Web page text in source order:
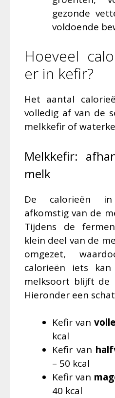
gezonde
voldoende
Hoeveel
er in kefir?
Het aantal
volledig af van de
melkkefir of
Melkkefir:
melk
De calorieën
afkomstig van de
Tijdens de
klein deel van de
omgezet,
calorieën iets
melksoort blijft de
Hieronder een
Kefir van
kcal
Kefir van
– 50 kcal
Kefir van
40 kcal